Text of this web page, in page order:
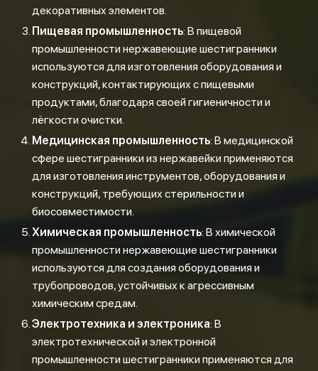
декоративных элементов.
Пищевая промышленность: В пищевой
промышленности нержавеющие шестигранники
используются для изготовления оборудования и
конструкций, контактирующих с пищевыми
продуктами, благодаря своей гигиеничности и
лёгкости очистки.
Медицинская промышленность: В медицинской
сфере шестигранники из нержавейки применяются
для изготовления инструментов, оборудования и
конструкций, требующих стерильности и
биосовместимости.
Химическая промышленность: В химической
промышленности нержавеющие шестигранники
используются для создания оборудования и
трубопроводов, устойчивых к агрессивным
химическим средам.
Электротехника и электроника: В
электротехнической и электронной
промышленности шестигранники применяются для